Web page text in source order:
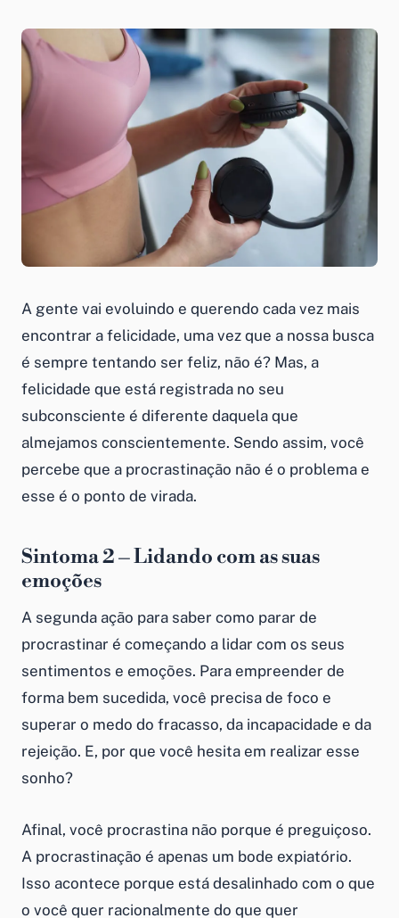
A gente vai evoluindo e querendo cada vez mais
encontrar a felicidade, uma vez que a nossa busca
é sempre tentando ser feliz, não é? Mas, a
felicidade que está registrada no seu
subconsciente é diferente daquela que
almejamos conscientemente. Sendo assim, você
percebe que a procrastinação não é o problema e
esse é o ponto de virada.
Sintoma 2 – Lidando com as suas
emoções
A segunda ação para saber como parar de
procrastinar é começando a lidar com os seus
sentimentos e emoções. Para empreender de
forma bem sucedida, você precisa de foco e
superar o medo do fracasso, da incapacidade e da
rejeição. E, por que você hesita em realizar esse
sonho?
Afinal, você procrastina não porque é preguiçoso.
A procrastinação é apenas um bode expiatório.
Isso acontece porque está desalinhado com o que
o você quer racionalmente do que quer